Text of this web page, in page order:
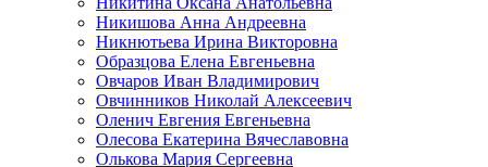
Никишова Анна Андреевна
Никнютьева Ирина Викторовна
Образцова Елена Евгеньевна
Овчаров Иван Владимирович
Овчинников Николай Алексеевич
Оленич Евгения Евгеньевна
Олесова Екатерина Вячеславовна
Олькова Мария Сергеевна